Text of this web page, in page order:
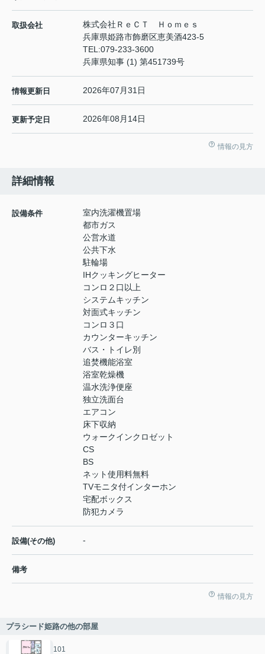
取扱会社
株式会社ＲｅＣＴ Ｈｏｍｅｓ
兵庫県姫路市飾磨区恵美酒423-5
TEL:079-233-3600
兵庫県知事 (1) 第451739号
情報更新日 2026年07月31日
更新予定日 2026年08月14日
情報の見方
詳細情報
設備条件
室内洗濯機置場
都市ガス
公営水道
公共下水
駐輪場
IHクッキングヒーター
コンロ２口以上
システムキッチン
対面式キッチン
コンロ３口
カウンターキッチン
バス・トイレ別
追焚機能浴室
浴室乾燥機
温水洗浄便座
独立洗面台
エアコン
床下収納
ウォークインクロゼット
CS
BS
ネット使用料無料
TVモニタ付インターホン
宅配ボックス
防犯カメラ
設備(その他) -
備考
情報の見方
プラシード姫路の他の部屋
101